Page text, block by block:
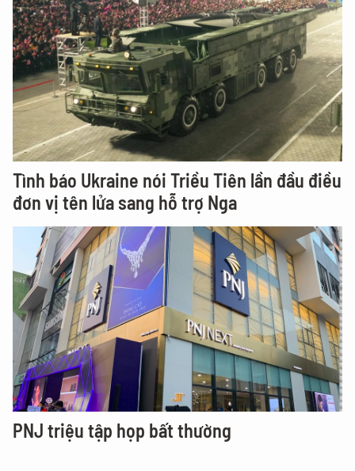
Tình báo Ukraine nói Triều Tiên lần đầu điều
đơn vị tên lửa sang hỗ trợ Nga
PNJ triệu tập họp bất thường